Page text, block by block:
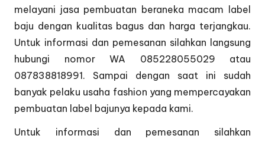
melayani jasa pembuatan beraneka macam label
baju dengan kualitas bagus dan harga terjangkau.
Untuk informasi dan pemesanan silahkan langsung
hubungi nomor WA 085228055029 atau
087838818991. Sampai dengan saat ini sudah
banyak pelaku usaha fashion yang mempercayakan
pembuatan label bajunya kepada kami.
Untuk informasi dan pemesanan silahkan